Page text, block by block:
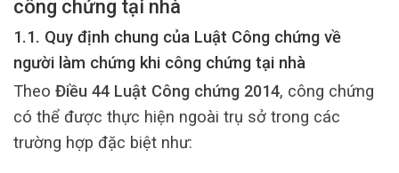
công chứng tại nhà
1.1. Quy định chung của Luật Công chứng về
người làm chứng khi công chứng tại nhà
Theo Điều 44 Luật Công chứng 2014, công chứng
có thể được thực hiện ngoài trụ sở trong các
trường hợp đặc biệt như: